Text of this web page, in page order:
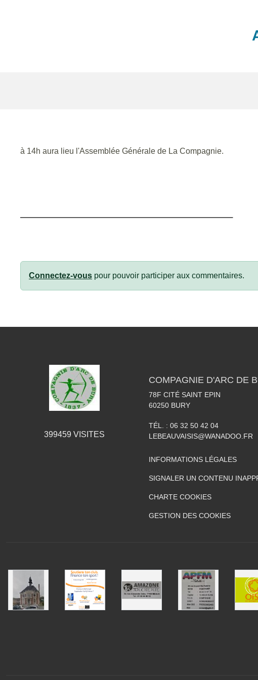
à 14h aura lieu l'Assemblée Générale de La Compagnie.
Connectez-vous pour pouvoir participer aux commentaires.
399459 VISITES
COMPAGNIE D'ARC DE
78F CITÉ SAINT EPIN
60250 BURY
TÉL. : 06 32 50 42 04
LEBEAUVAISIS@WANADOO.FR
INFORMATIONS LÉGALES
SIGNALER UN CONTENU
CHARTE COOKIES
GESTION DES COOKIES